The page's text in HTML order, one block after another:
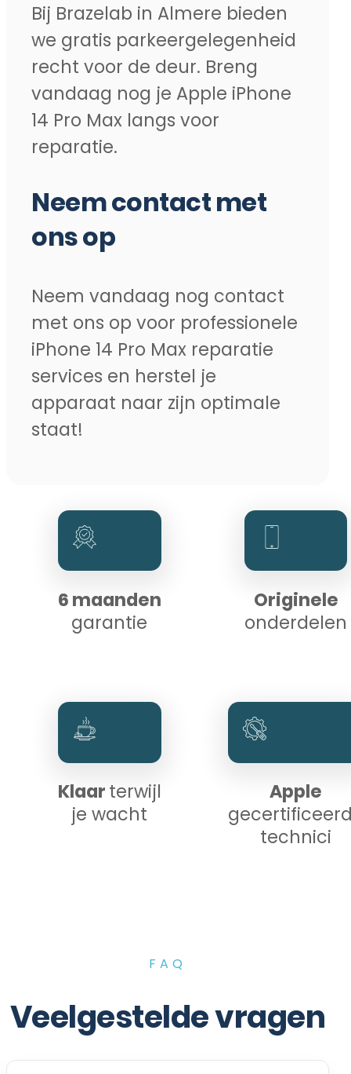
Bij Brazelab in Almere bieden
we gratis parkeergelegenheid
recht voor de deur. Breng
vandaag nog je Apple iPhone
14 Pro Max langs voor
reparatie.
Neem contact met
ons op
Neem vandaag nog contact
met ons op voor professionele
iPhone 14 Pro Max reparatie
services en herstel je
apparaat naar zijn optimale
staat!
6 maanden
garantie
Originele
onderdelen
Klaarterwijl
je wacht
Apple
technici
FAQ
Veelgestelde vragen